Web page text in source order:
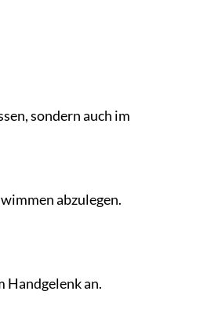
sondern auch im
abzulegen.
Handgelenk an.